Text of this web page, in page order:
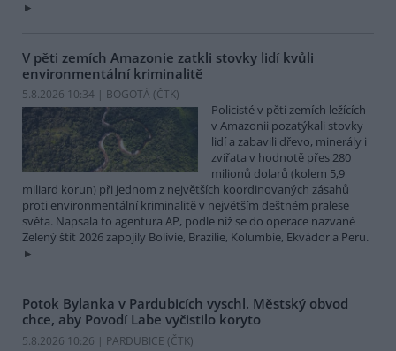
V pěti zemích Amazonie zatkli stovky lidí kvůli
environmentální kriminalitě
5.8.2026 10:34 | BOGOTÁ (ČTK)
Policisté v pěti zemích ležících
v Amazonii pozatýkali stovky
lidí a zabavili dřevo, minerály i
zvířata v hodnotě přes 280
milionů dolarů (kolem 5,9
miliard korun) při jednom z největších koordinovaných zásahů
proti environmentální kriminalitě v největším deštném pralese
světa. Napsala to agentura AP, podle níž se do operace nazvané
Zelený štít 2026 zapojily Bolívie, Brazílie, Kolumbie, Ekvádor a Peru.
Potok Bylanka v Pardubicích vyschl. Městský obvod
chce, aby Povodí Labe vyčistilo koryto
5.8.2026 10:26 | PARDUBICE (ČTK)